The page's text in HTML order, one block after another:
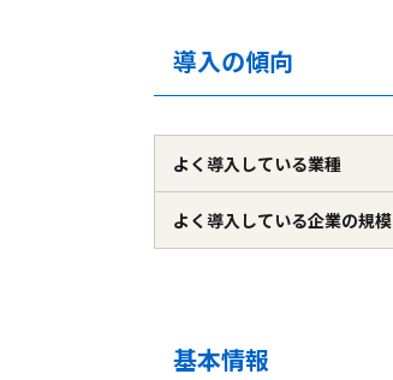
導入の傾向
よく導入している業種
よく導入している企業の規模
基本情報